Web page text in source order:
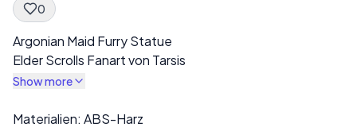
0
Spec Description
Argonian Maid Furry Statue
Elder Scrolls Fanart von Tarsis
Show more
Description
Materialien: ABS-Harz